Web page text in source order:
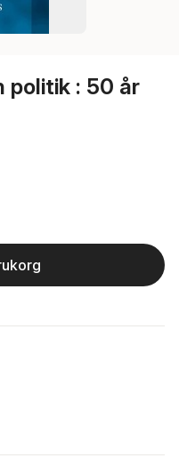
politik : 50 år